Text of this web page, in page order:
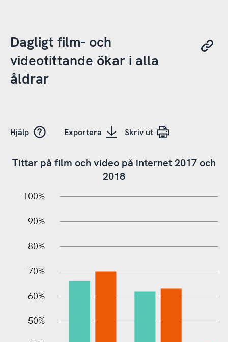
Dagligt film- och
videotittande ökar i alla
åldrar
Hjälp Exportera Skriv ut
Tittar på film och video på internet 2017 och
2018
10%
100%
90%
80%
70%
60%
50%